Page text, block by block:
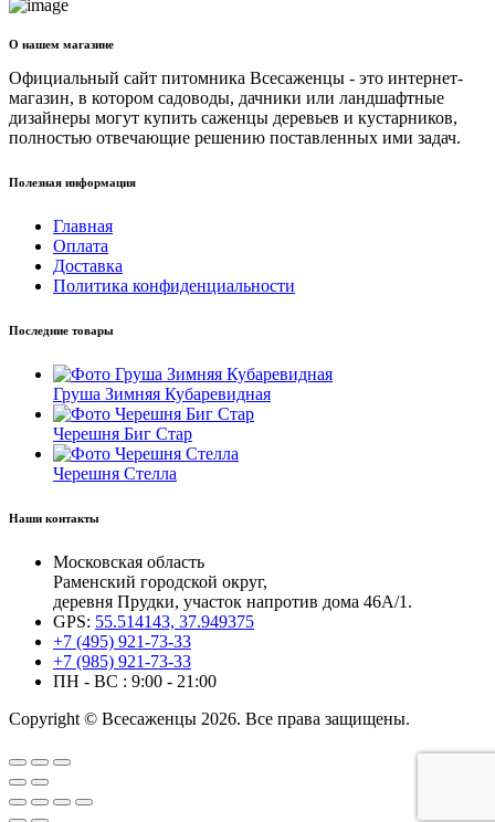
О нашем магазине
Официальный сайт питомника Всесаженцы - это интернет-
магазин, в котором садоводы, дачники или ландшафтные
дизайнеры могут купить саженцы деревьев и кустарников,
полностью отвечающие решению поставленных ими задач.
Полезная информация
Главная
Оплата
Доставка
Политика конфиденциальности
Последние товары
Груша Зимняя Кубаревидная
Черешня Биг Стар
Черешня Стелла
Наши контакты
Московская область
Раменский городской округ,
деревня Прудки, участок напротив дома 46А/1.
GPS: 55.514143, 37.949375
+7 (495) 921-73-33
+7 (985) 921-73-33
ПН - ВС : 9:00 - 21:00
Copyright © Всесаженцы 2026. Все права защищены.